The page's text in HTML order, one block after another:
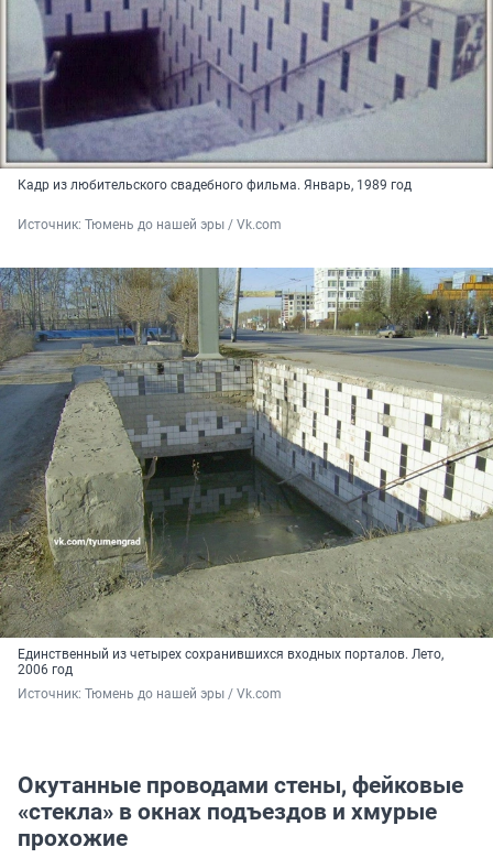
Кадр из любительского свадебного фильма. Январь, 1989 год
Источник: Тюмень до нашей эры / Vk.com
Единственный из четырех сохранившихся входных порталов. Лето,
2006 год
Источник: Тюмень до нашей эры / Vk.com
Окутанные проводами стены, фейковые
«стекла» в окнах подъездов и хмурые
прохожие